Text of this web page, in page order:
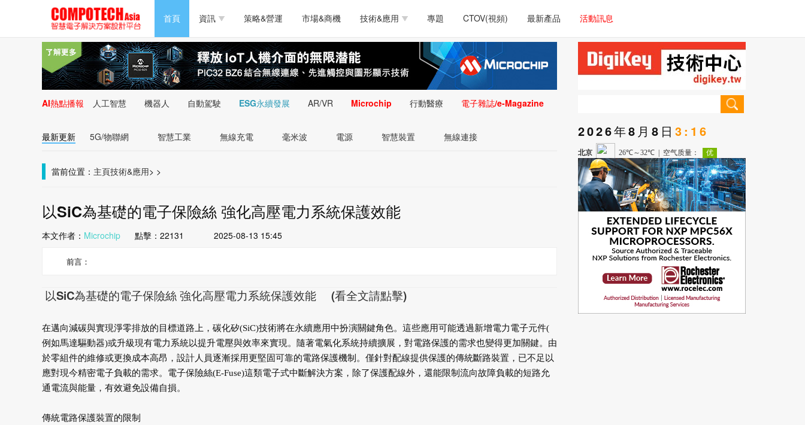
首頁 資訊
半導體/零組件 測試量測
PC/周邊 軟體/工具 醫療電子
新能源 人工智慧 安防監控
策略&營運 市場&商機 技術&應用
電源技術
醫療電子 通訊&網路
類比技術 LED/照明技術 微處理器/微控制器
嵌入技術 感測技術
專題 CTOV(視頻) 最新產品 活動訊息
PC/周邊 軟體/工具 醫療電子
新能源 人工智慧 安防監控
醫療電子 通訊&網路 介面技術
類比技術 LED/照明技術 微處理器/微控制器
嵌入技術 感測技術 量測儀器
智慧型視覺影像/監
控技術
AI熱點播報 人工智慧 機器人 自動駕駛 ESG永續發展 AR/VR Microchip 行動醫療 電子雜誌/e-Magazine
最新更新 5G/物聯網 智慧工業 無線充電 毫米波 電源 智慧裝置 無線連接
當前位置： 主頁 >
技術&應用 >
以SiC為基礎的電子保險絲 強化高壓電力系統保護效能
本文作者： Microchip點擊： 22131 2025-08-13 15:45
前言：
以SiC為基礎的電子保險絲 強化高壓電力系統保護效能 (看全文請點擊)
在邁向減碳與實現淨零排放的目標道路 上，碳化矽(SiC)技術將在永續應用中扮演關鍵角色。這些應用可能透過新增電力電子元件(
例如馬達驅動器)或升級現有電力系統以提升電壓與效率來實現。隨著電氣化系統持續擴展， 對電路保護的需求也變得更加關鍵。由
於零組件的維修或更換成本高昂，設計人員逐漸採用更堅固可靠的電路保護機制。僅針對配線提供保護的傳統斷路裝置，已不足以
應對現今精密電子負載的需求。電子保險絲(E-Fuse)這類電子式中斷解決方案，除了保護配線外，還能限制流向故障負載的短路允
通電流與能量，有效避免設備自損。
傳統電路保護裝置的限制
2026年8月8日 3:16